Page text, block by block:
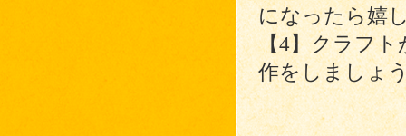
になったら嬉
【4】クラフト
作をしましょ